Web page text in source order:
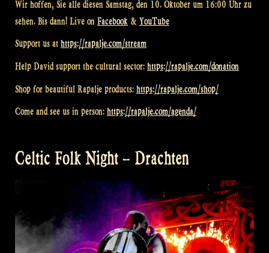
Wir hoffen, Sie alle diesen Samstag, den 10. Oktober um 16:00 Uhr zu
sehen. Bis dann! Live on Facebook & YouTube
Support us at https://rapalje.com/stream
Help David support the cultural sector: https://rapalje.com/donation
Shop for beautiful Rapalje products: https://rapalje.com/shop/
Come and see us in person: https://rapalje.com/agenda/
Celtic Folk Night – Drachten